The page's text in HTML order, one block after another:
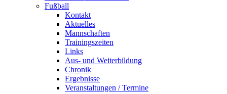
Fußball
Kontakt
Aktuelles
Mannschaften
Trainingszeiten
Links
Aus- und Weiterbildung
Chronik
Ergebnisse
Veranstaltungen / Termine